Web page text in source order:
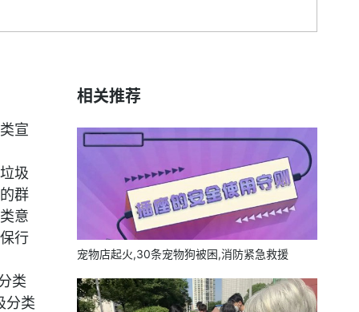
宣
圾
群
意
行
类
分类
相关推荐
宠物店起火,30条宠物狗被困,消防紧急救援